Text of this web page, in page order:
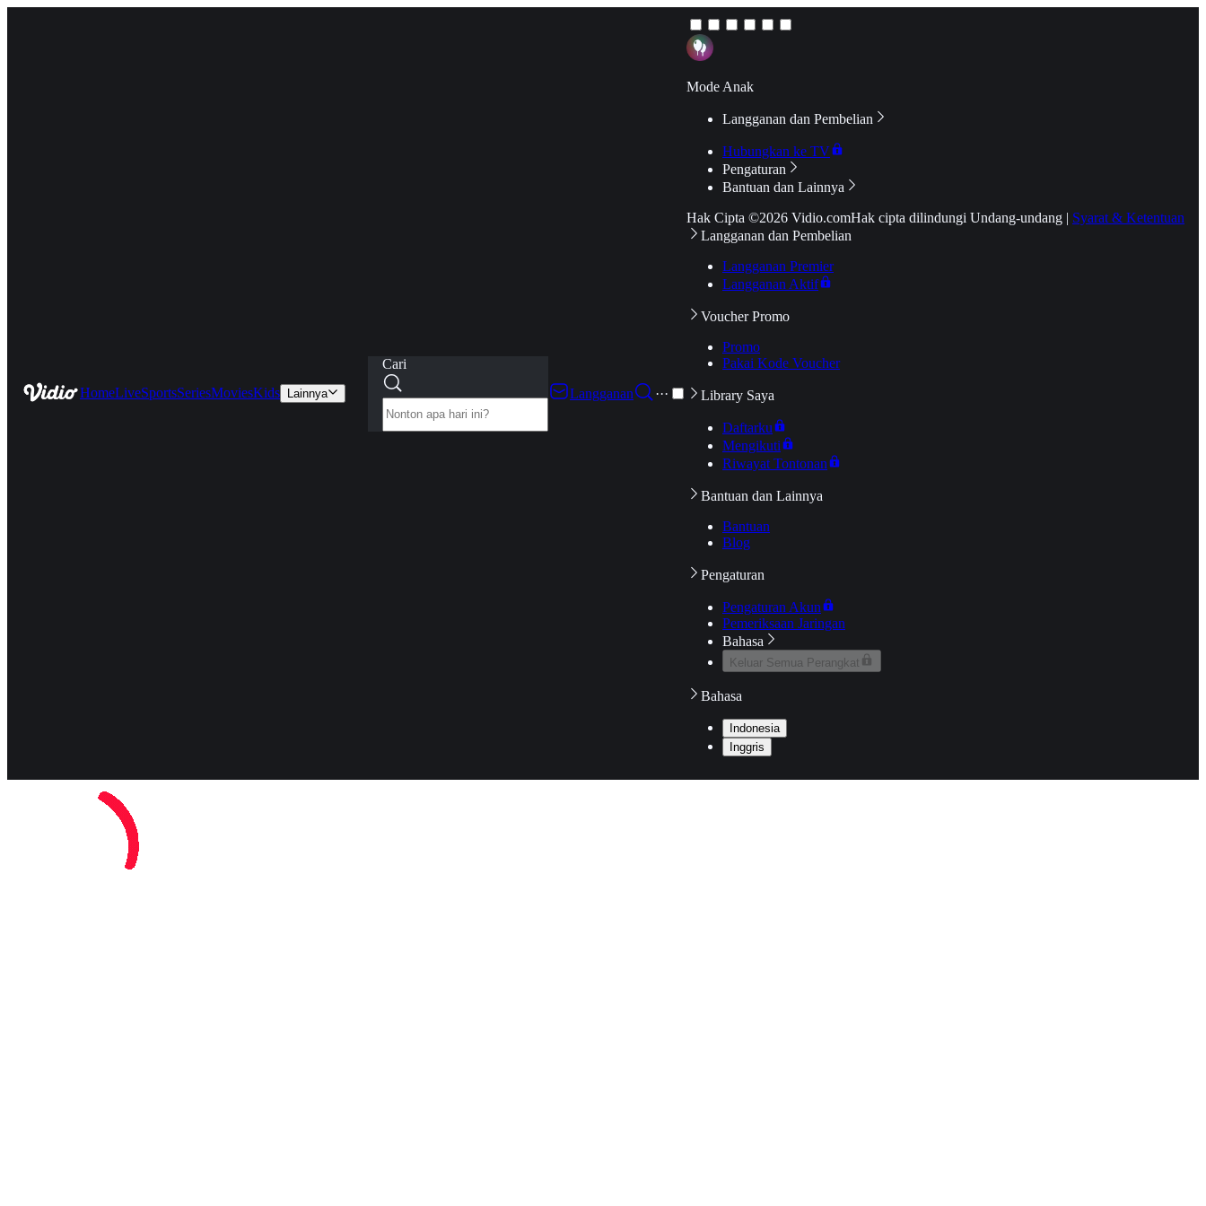
HomeLiveSportsSeriesMoviesKids Lainnya
Cari
Langganan
···
Mode Anak
Langganan dan Pembelian
Hubungkan ke TV
Pengaturan
Bantuan dan Lainnya
Hak Cipta ©2026 Vidio.comHak cipta dilindungi Undang-undang | Syarat & Ketentuan
Langganan dan Pembelian
Langganan Premier
Langganan Aktif
Voucher Promo
Promo
Pakai Kode Voucher
Library Saya
Daftarku
Mengikuti
Riwayat Tontonan
Bantuan dan Lainnya
Bantuan
Blog
Pengaturan
Pengaturan Akun
Pemeriksaan Jaringan
Bahasa
Keluar Semua Perangkat
Bahasa
Indonesia
Inggris